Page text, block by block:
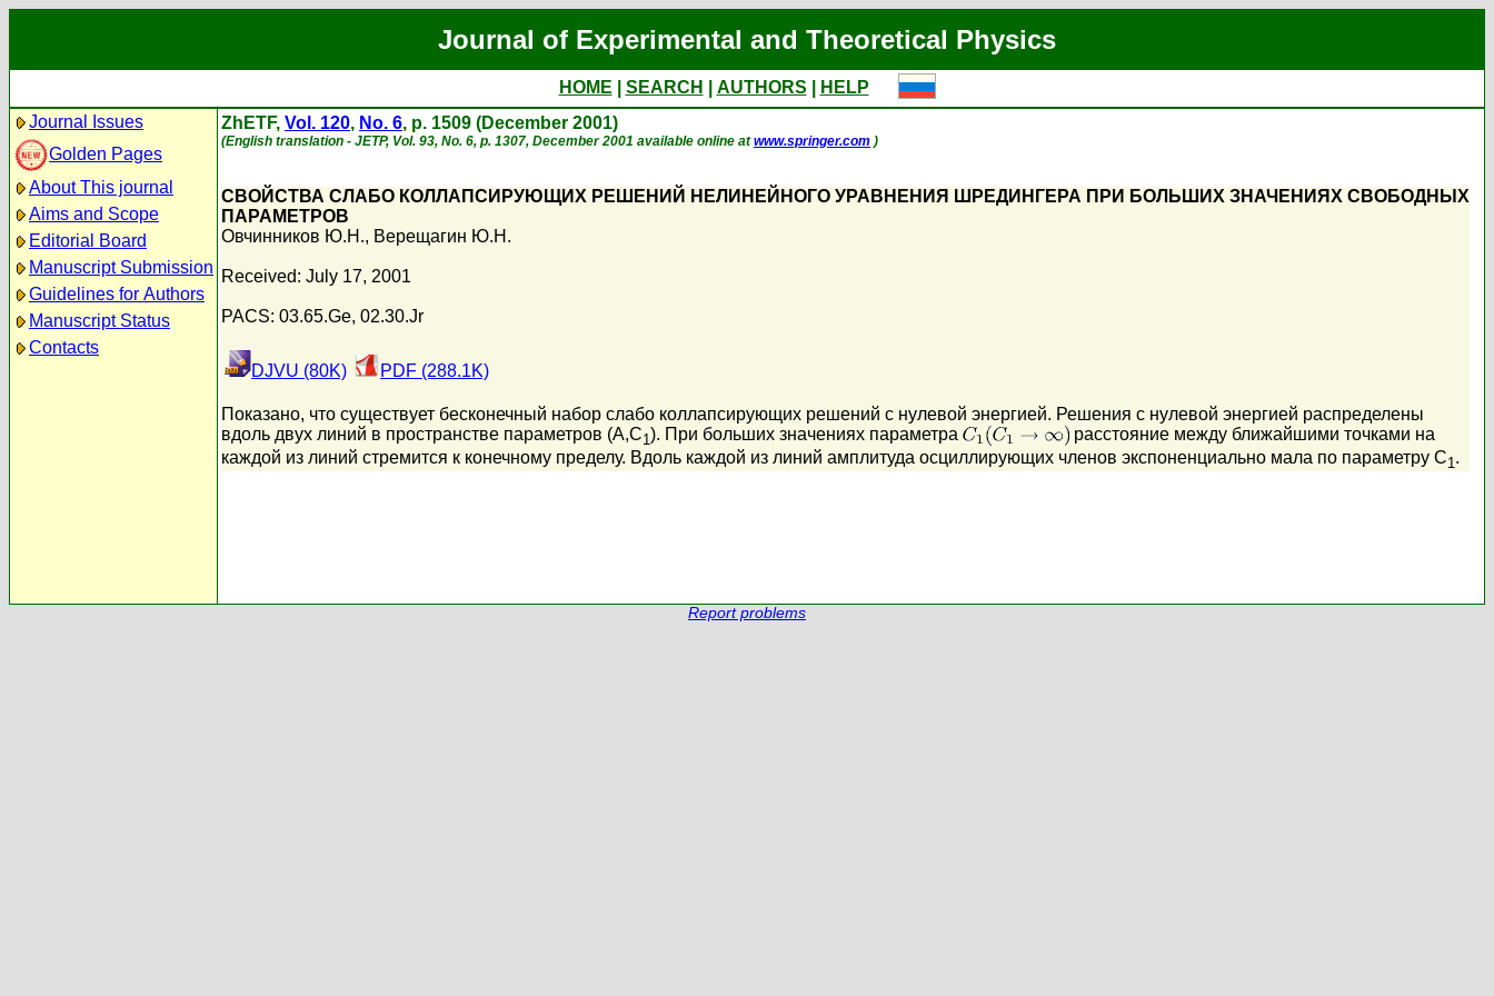
Journal of Experimental and Theoretical Physics
HOME SEARCH AUTHORS
HELP
Journal Issues
Golden Pages
About This journal
Aims and Scope
Editorial Board
Manuscript Submission
Guidelines for Authors
Manuscript Status
Contacts
ZhETF, Vol. 120, No. 6, p. 1509 (December 2001)
(English translation - JETP, Vol. 93, No. 6, p. 1307, December 2001 available online atwww.springer.com )
СВОЙСТВА СЛАБО КОЛЛАПСИРУЮЩИХ РЕШЕНИЙ НЕЛИНЕЙНОГО УРАВНЕНИЯ ШРЕДИНГЕРА ПРИ БОЛЬШИХ ЗНАЧЕНИЯХ СВОБОДНЫХ
ПАРАМЕТРОВ
Овчинников Ю.Н., Верещагин Ю.Н.
Received: July 17, 2001
PACS: 03.65.Ge, 02.30.Jr
DJVU (80K) PDF (288.1K)
Показано, что существует бесконечный набор слабо коллапсирующих решений с нулевой энергией. Решения с нулевой энергией распределены
вдоль двух линий в пространстве параметров (A,C1). При больших значениях параметра
расстояние между ближайшими точками на
каждой из линий стремится к конечному пределу. Вдоль каждой из линий амплитуда осциллирующих членов экспоненциально мала по параметру C1.
Report problems